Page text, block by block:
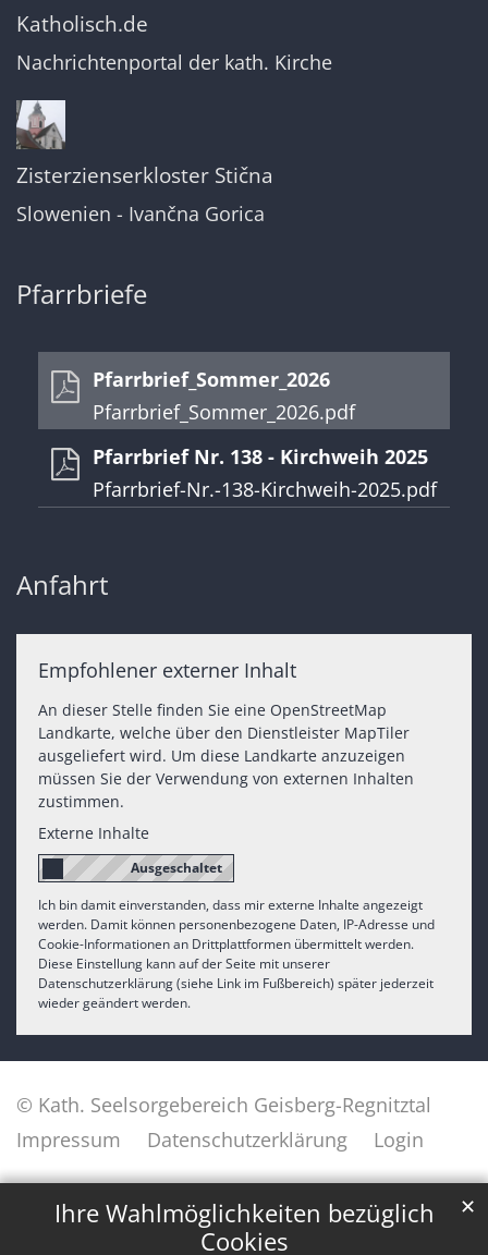
Ihre Wahlmöglichkeiten bezüglich
Cookies
✕
Katholisch.de
Nachrichtenportal der kath. Kirche
Zisterzienserkloster Stična
Slowenien - Ivančna Gorica
Pfarrbriefe
Pfarrbrief_Sommer_2026
Pfarrbrief_Sommer_2026.pdf
Pfarrbrief Nr. 138 - Kirchweih 2025
Pfarrbrief-Nr.-138-Kirchweih-2025.pdf
Anfahrt
Empfohlener externer Inhalt
An dieser Stelle finden Sie eine OpenStreetMap
Landkarte, welche über den Dienstleister MapTiler
ausgeliefert wird. Um diese Landkarte anzuzeigen
müssen Sie der Verwendung von externen Inhalten
zustimmen.
Externe Inhalte
Ich bin damit einverstanden, dass mir externe Inhalte angezeigt
werden. Damit können personenbezogene Daten, IP-Adresse und
Cookie-Informationen an Drittplattformen übermittelt werden.
Diese Einstellung kann auf der Seite mit unserer
Datenschutzerklärung (siehe Link im Fußbereich) später jederzeit
wieder geändert werden.
© Kath. Seelsorgebereich Geisberg-Regnitztal
Impressum
Datenschutzerklärung Login